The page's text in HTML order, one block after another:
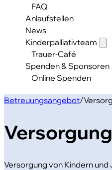
FAQ
Anlaufstellen
News
Kinderpalliativteam
Trauer-Café
Spenden & Sponsoren
Online Spenden
Betreuungsangebot/
Versorgung von Kindern